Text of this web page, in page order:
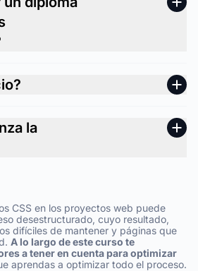
la
CSS en los proyectos web puede
desestructurado, cuyo resultado,
difíciles de mantener y páginas que
A lo largo de este curso te
a tener en cuenta para optimizar
aprendas a optimizar todo el proceso.